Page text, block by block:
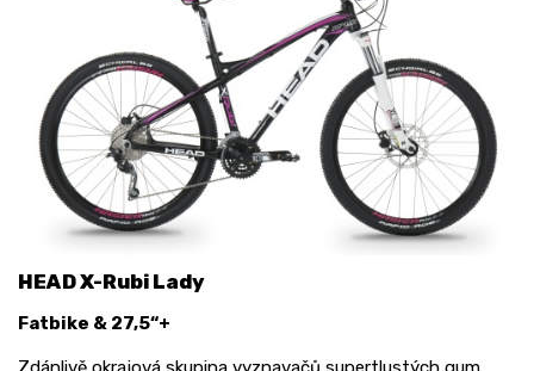
HEAD X-Rubi Lady
Fatbike & 27,5“+